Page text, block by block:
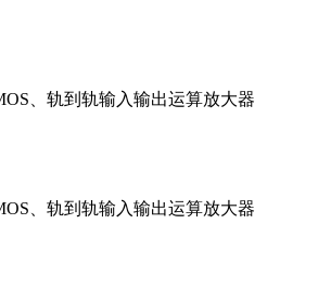
、轨到轨输入输出运算放大器
、轨到轨输入输出运算放大器